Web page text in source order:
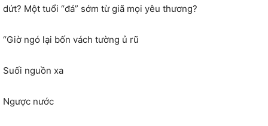
dứt? Một tuổi “đá” sớm từ giã mọi yêu thương?
“Giờ ngó lại bốn vách tường ủ rũ
Suối nguồn xa
Ngược nước